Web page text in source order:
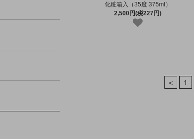
化粧箱入（35度 375ml）
2,500円(税227円)
< 1